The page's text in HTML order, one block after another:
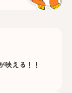
映える！！